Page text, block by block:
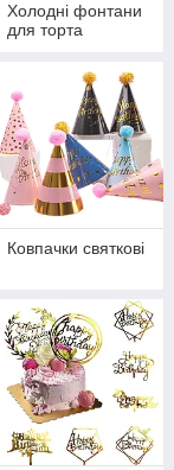
Холодні фонтани
для торта
Ковпачки святкові